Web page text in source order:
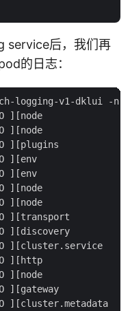
service后，我们再
的日志：
logging-v1-dklui -n
][node
][node
][plugins
][env
][env
][node
][node
][transport
][discovery
][cluster.service
][http
][node
][gateway